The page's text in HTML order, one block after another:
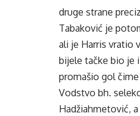
druge strane
Tabaković je
ali je Harris vratio
bijele tačke bio je
promašio gol
Vodstvo bh.
Hadžiahmetović,